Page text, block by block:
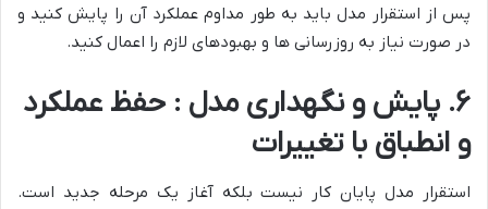
پس از استقرار مدل باید به طور مداوم عملکرد آن را پایش کنید و
در صورت نیاز به روزرسانی ها و بهبودهای لازم را اعمال کنید.
۶. پایش و نگهداری مدل : حفظ عملکرد
و انطباق با تغییرات
استقرار مدل پایان کار نیست بلکه آغاز یک مرحله جدید است.